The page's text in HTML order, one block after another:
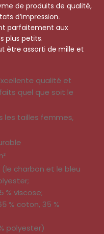
de produits de qualité,
d’impression.
parfaitement aux
plus petits.
être assorti de mille et
qualité et
quel que soit le
les tailles femmes,
(le charbon et le bleu
% viscose;
% coton, 35 %
polyester)